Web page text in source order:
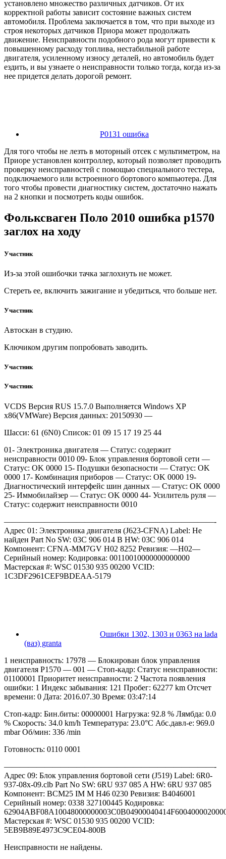
установлено множество различных датчиков. От их
корректной работы зависит состояние важных систем
автомобиля. Проблема заключается в том, что при выходе из
строя некоторых датчиков Приора может продолжать
движение. Неисправности подобного рода могут привести к
повышенному расходу топлива, нестабильной работе
двигателя, усиленному износу деталей, но автомобиль будет
ездить, и вы узнаете о неисправности только тогда, когда из-за
нее придется делать дорогой ремонт.
P0131 ошибка
Для того чтобы не лезть в моторный отсек с мультиметром, на
Приоре установлен контроллер, который позволяет проводить
проверку неисправностей с помощью специального тестера,
подключаемого или встроенного бортового компьютера. Для
того чтобы провести диагностику систем, достаточно нажать
на 2 кнопки и посмотреть коды ошибок.
Фольксваген Поло 2010 ошибка р1570
заглох на ходу
Участник
Из-за этой ошибочки тачка заглохнуть не может.
Стереть ее, включить зажигание и убедиться, что больше нет.
Участник
Автоскан в студию.
Ключиком другим попробовать заводить.
Участник
Участник
VCDS Версия RUS 15.7.0 Выполняется Windows XP
x86(VMWare) Версия данных: 20150930 —
Шасси: 61 (6N0) Список: 01 09 15 17 19 25 44
01- Электроника двигателя — Статус: содержит
неисправности 0010 09- Блок управления бортовой сети —
Статус: OK 0000 15- Подушки безопасности — Статус: OK
0000 17- Комбинация приборов — Статус: OK 0000 19-
Диагностический интерфейс шин данных — Статус: OK 0000
25- Иммобилайзер — Статус: OK 0000 44- Усилитель руля —
Статус: содержит неисправности 0010
——————————————————————————-
Адрес 01: Электроника двигателя (J623-CFNA) Label: Не
найден Part No SW: 03C 906 014 B HW: 03C 906 014
Компонент: CFNA-MM7GV H02 8252 Ревизия: —H02—
Серийный номер: Кодировка: 00110010000000000000
Мастерская #: WSC 01530 935 00200 VCID:
1C3DF2961CEF9BDEAA-5179
Ошибки 1302, 1303 и 0363 на lada
(ваз) granta
1 неисправность: 17978 — Блокирован блок управления
двигателя P1570 — 001 — Стоп-кадр: Статус неисправности:
01100001 Приоритет неисправности: 2 Частота появления
ошибки: 1 Индекс забывания: 121 Пробег: 62277 km Отсчет
времени: 0 Дата: 2016.07.30 Время: 03:47:14
Стоп-кадр: Бин.биты: 00000001 Нагрузка: 92.8 % Лямбда: 0.0
% Скорость: 34.0 km/h Температура: 23.0°C Абс.давл-е: 969.0
mbar Об/мин: 336 /min
Готовность: 0110 0001
——————————————————————————-
Адрес 09: Блок управления бортовой сети (J519) Label: 6R0-
937-08x-09.clb Part No SW: 6RU 937 085 A HW: 6RU 937 085
Компонент: BCM25 IM M H46 0230 Ревизия: B4046001
Серийный номер: 0338 327100445 Кодировка:
Мастерская #: WSC 01530 935 00200 VCID:
5EB9B89E4973C9CE04-800B
Неисправности не найдены.